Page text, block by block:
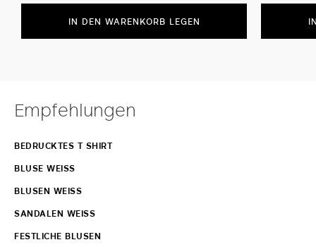
IN DEN WARENKORB LEGEN
Empfehlungen
BEDRUCKTES T SHIRT
BLUSE WEISS
BLUSEN WEISS
SANDALEN WEISS
FESTLICHE BLUSEN